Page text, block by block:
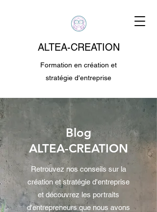
ALTEA-CREATION
Formation en création et
stratégie d'entreprise
Blog
ALTEA-CREATION
Retrouvez nos conseils sur la
création et stratégie d'entreprise
et découvrez les portraits
d'entrepreneurs que nous avons